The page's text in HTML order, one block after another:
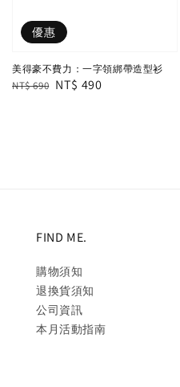
優惠
美得豪不費力：一字領綁帶造型衫
Regular
NT$ 690 Sale
NT$ 490
FIND ME.
購物須知
退換貨須知
公司資訊
本月活動指南